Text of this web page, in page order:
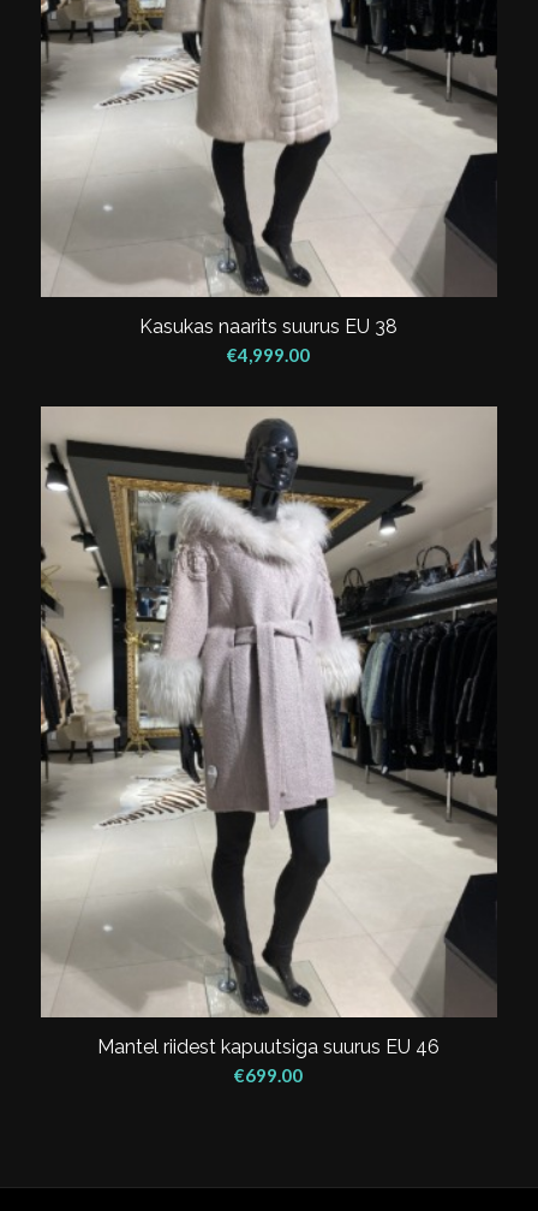
Kasukas naarits suurus EU 38
€4,999.00
Mantel riidest kapuutsiga suurus EU 46
€699.00